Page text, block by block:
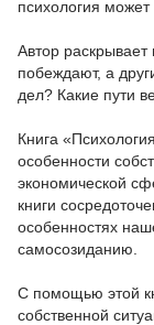
психология
Автор
побеждают, а
дел? Какие пути
Книга
особенности
экономической
книги
особенностях
самосозиданию.
С помощью этой
собственной